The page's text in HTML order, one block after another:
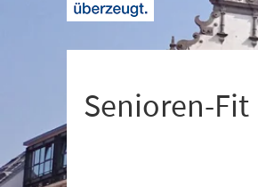
Senioren-Fit